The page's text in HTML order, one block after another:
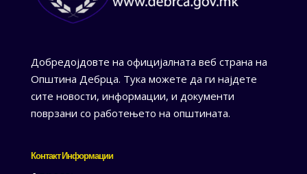
Добредојдовте на официјалната веб страна на
Општина Дебрца. Тука можете да ги најдете
сите новости, информации, и документи
поврзани со работењето на општината.
Контакт Информации